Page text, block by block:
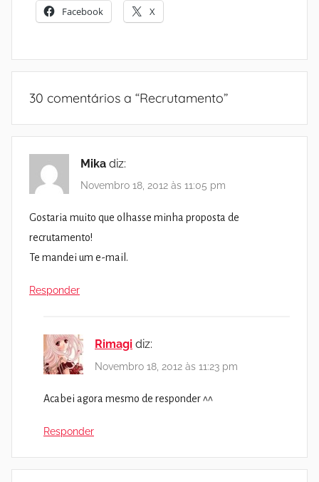
Facebook X
30 comentários a “Recrutamento”
Mika diz:
Novembro 18, 2012 às 11:05 pm
Gostaria muito que olhasse minha proposta de
recrutamento!
Te mandei um e-mail.
Responder
Rimagi diz:
Novembro 18, 2012 às 11:23 pm
Acabei agora mesmo de responder ^^
Responder